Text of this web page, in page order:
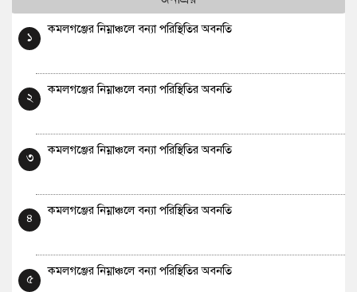
১
কমলগঞ্জের নিম্নাঞ্চলে বন্যা পরিস্থিতির অবনতি
২
কমলগঞ্জের নিম্নাঞ্চলে বন্যা পরিস্থিতির অবনতি
৩
কমলগঞ্জের নিম্নাঞ্চলে বন্যা পরিস্থিতির অবনতি
৪
কমলগঞ্জের নিম্নাঞ্চলে বন্যা পরিস্থিতির অবনতি
৫
কমলগঞ্জের নিম্নাঞ্চলে বন্যা পরিস্থিতির অবনতি